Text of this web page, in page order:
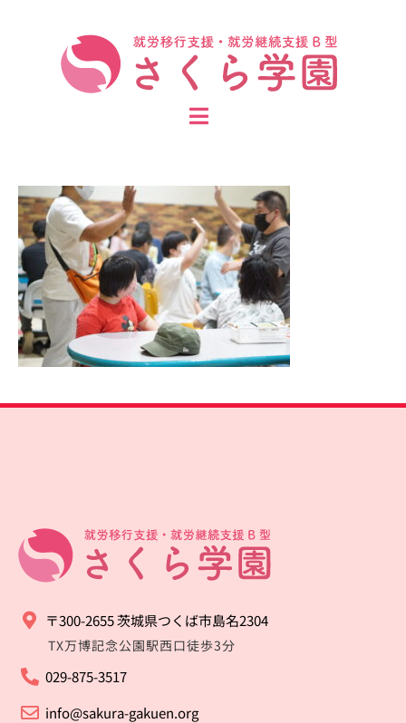
〒300-2655 茨城県つくば市島名2304
TX万博記念公園駅西口徒歩3分
029-875-3517
info@sakura-gakuen.org